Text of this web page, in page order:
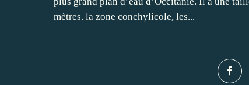
mètres. la zone conchylicole, les...